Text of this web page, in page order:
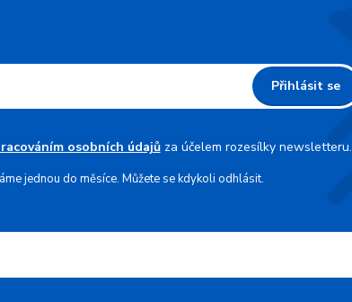
Přihlásit se
osobních údajůza účelem rozesílky newsletteru.
jednou do měsíce. Můžete se kdykoli odhlásit.